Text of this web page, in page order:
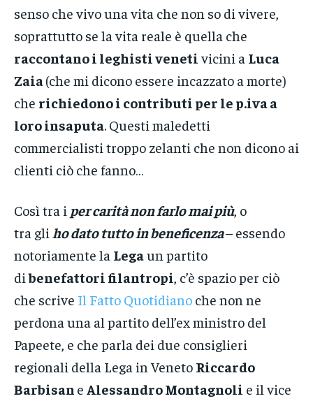
senso che vivo una vita che non so di vivere,
soprattutto se la vita reale è quella che
raccontano i leghisti veneti vicini a Luca
Zaia (che mi dicono essere incazzato a morte)
che richiedono i contributi per le p.iva a
loro insaputa. Questi maledetti
commercialisti troppo zelanti che non dicono ai
clienti ciò che fanno…
Così tra i per carità non farlo mai più, o
tra gli ho dato tutto in beneficenza– essendo
notoriamente la Lega un partito
dibenefattori filantropi , c’è spazio per ciò
che scrive Il Fatto Quotidiano che non ne
perdona una al partito dell’ex ministro del
Papeete, e che parla dei due consiglieri
regionali della Lega in Veneto Riccardo
Barbisan e Alessandro Montagnoli e il vice